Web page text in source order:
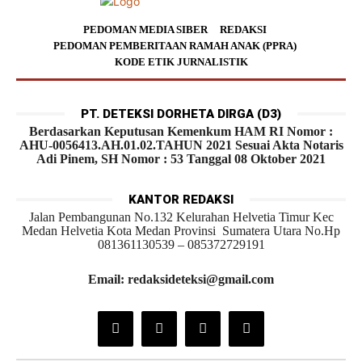
PEDOMAN MEDIA SIBER
REDAKSI
PEDOMAN PEMBERITAAN RAMAH ANAK (PPRA)
KODE ETIK JURNALISTIK
PT. DETEKSI DORHETA DIRGA (D3)
Berdasarkan Keputusan Kemenkum HAM RI Nomor :
AHU-0056413.AH.01.02.TAHUN 2021 Sesuai Akta Notaris
Adi Pinem, SH Nomor : 53 Tanggal 08 Oktober 2021
KANTOR REDAKSI
Jalan Pembangunan No.132 Kelurahan Helvetia Timur Kec
Medan Helvetia Kota Medan Provinsi Sumatera Utara No.Hp
081361130539 – 085372729191
Email: redaksideteksi@gmail.com